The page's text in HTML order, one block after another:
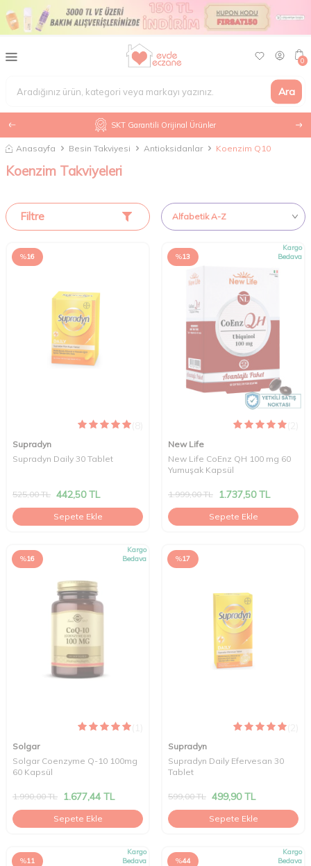
Ara
0
SKT Garantili Orijinal Ürünler
Anasayfa Besin Takviyesi Antioksidanlar Koenzim Q10
Koenzim Takviyeleri
Filtre
%16
Supradyn
Supradyn Daily 30 Tablet
525,00TL 442,50TL
Sepete Ekle
%13
Kargo
Bedava
New Life
New Life CoEnz QH 100 mg 60
Yumuşak Kapsül
1.999,00TL 1.737,50TL
Sepete Ekle
%16
Kargo
Bedava
Solgar
Solgar Coenzyme Q-10 100mg
60 Kapsül
1.990,00TL 1.677,44 TL
Sepete Ekle
%17
Supradyn
Supradyn Daily Efervesan 30
Tablet
599,00TL 499,90TL
Sepete Ekle
%11
Kargo
Bedava
%44
Kargo
Bedava